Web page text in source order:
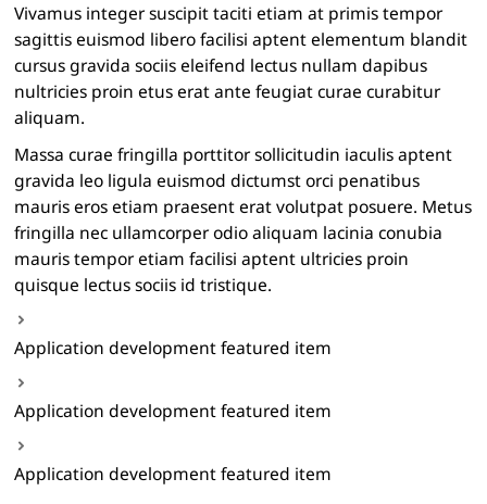
Vivamus integer suscipit taciti etiam at primis tempor
sagittis euismod libero facilisi aptent elementum blandit
cursus gravida sociis eleifend lectus nullam dapibus
nultricies proin etus erat ante feugiat curae curabitur
aliquam.
Massa curae fringilla porttitor sollicitudin iaculis aptent
gravida leo ligula euismod dictumst orci penatibus
mauris eros etiam praesent erat volutpat posuere. Metus
fringilla nec ullamcorper odio aliquam lacinia conubia
mauris tempor etiam facilisi aptent ultricies proin
quisque lectus sociis id tristique.
Application development featured item
Application development featured item
Application development featured item